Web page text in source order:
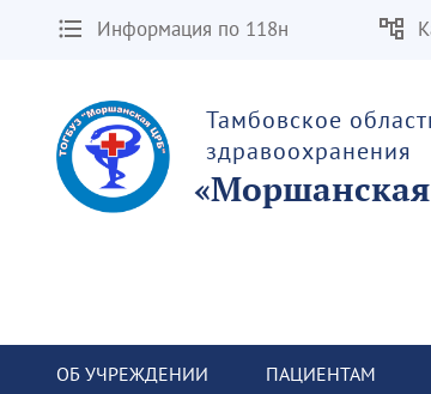
Информация по 118н
Тамбовское
здравоохранения
ОБ УЧРЕЖДЕНИИ ПАЦИЕНТАМ